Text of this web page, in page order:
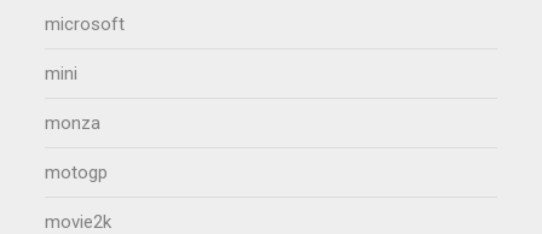
microsoft
mini
monza
motogp
movie2k